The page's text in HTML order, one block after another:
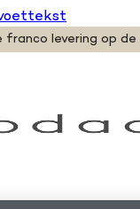
franco levering op